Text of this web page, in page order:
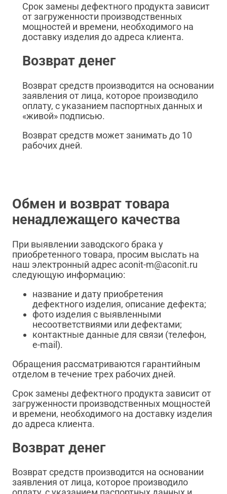
Срок замены дефектного продукта зависит
от загруженности производственных
мощностей и времени, необходимого на
доставку изделия до адреса клиента.
Возврат денег
Возврат средств производится на основании
заявления от лица, которое производило
оплату, с указанием паспортных данных и
«живой» подписью.
Возврат средств может занимать до 10
рабочих дней.
Обмен и возврат товара
ненадлежащего качества
При выявлении заводского брака у
приобретенного товара, просим выслать на
наш электронный адрес aconit-m@aconit.ru
следующую информацию:
название и дату приобретения
дефектного изделия, описание дефекта;
фото изделия с выявленными
несоответствиями или дефектами;
контактные данные для связи (телефон,
e-mail).
Обращения рассматриваются гарантийным
отделом в течение трех рабочих дней.
Срок замены дефектного продукта зависит от
загруженности производственных мощностей
и времени, необходимого на доставку изделия
до адреса клиента.
Возврат денег
Возврат средств производится на основании
заявления от лица, которое производило